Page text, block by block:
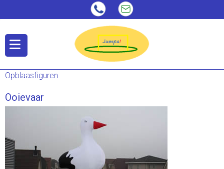
Opblaasfiguren
Ooievaar